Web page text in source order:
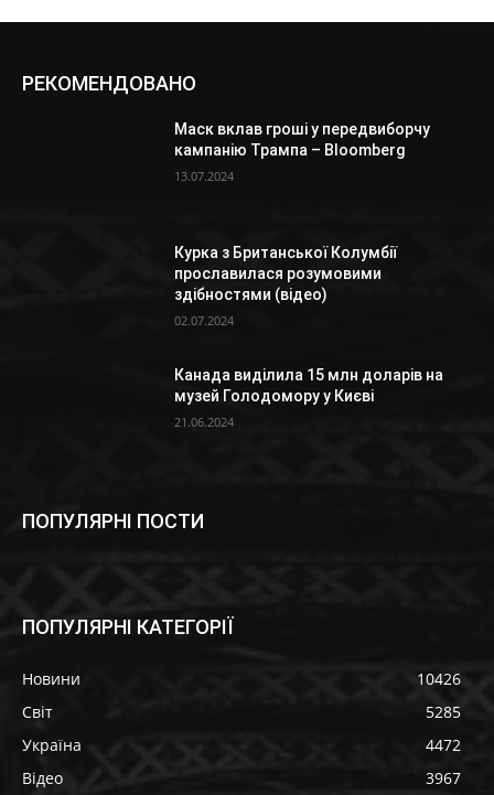
РЕКОМЕНДОВАНО
Маск вклав гроші у передвиборчу
кампанію Трампа – Bloomberg
13.07.2024
Курка з Британської Колумбії
прославилася розумовими
здібностями (відео)
02.07.2024
Канада виділила 15 млн доларів на
музей Голодомору у Києві
21.06.2024
ПОПУЛЯРНІ ПОСТИ
ПОПУЛЯРНІ КАТЕГОРІЇ
Новини
10426
Світ
5285
Україна
4472
Відео
3967